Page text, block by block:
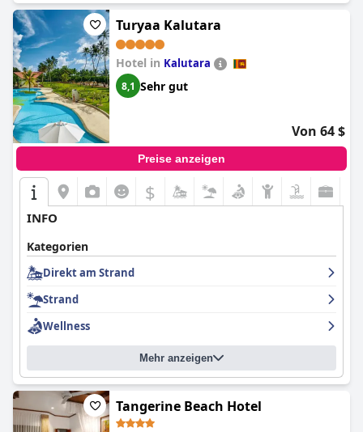
Turyaa Kalutara
Hotel in Kalutara
8,1 Sehr gut
Von 64 $
Preise anzeigen
$
INFO
Kategorien
Direkt am Strand
Strand
Wellness
Mehr anzeigen
Tangerine Beach Hotel